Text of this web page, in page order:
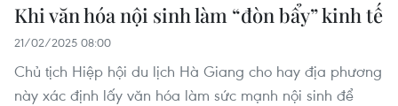
Khi văn hóa nội sinh làm “đòn bẩy” kinh tế
21/02/2025 08:00
Chủ tịch Hiệp hội du lịch Hà Giang cho hay địa phương
này xác định lấy văn hóa làm sức mạnh nội sinh để